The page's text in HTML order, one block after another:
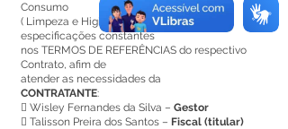
Consumo
( Limpeza e Higiene), de acordo com as
especificações constantes
nos TERMOS DE REFERÊNCIAS do respectivo
Contrato, afim de
atender as necessidades da
CONTRATANTE:
 Wisley Fernandes da Silva – Gestor
 Talisson Preira dos Santos – Fiscal (titular)